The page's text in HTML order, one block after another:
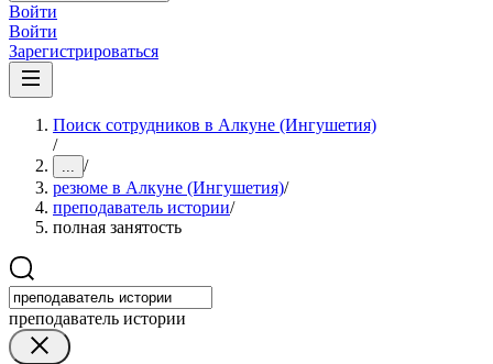
Войти
Войти
Зарегистрироваться
Поиск сотрудников в Алкуне (Ингушетия)
/
... /
резюме в Алкуне (Ингушетия)/
преподаватель истории/
полная занятость
преподаватель истории